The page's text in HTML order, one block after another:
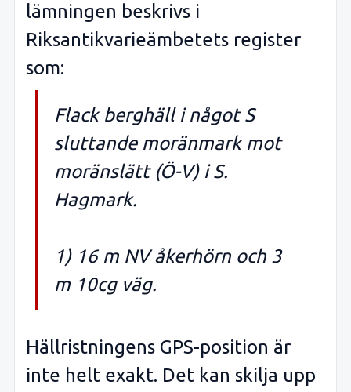
lämningen beskrivs i
Riksantikvarieämbetets register
som:
Flack berghäll i något S
sluttande moränmark mot
moränslätt (Ö-V) i S.
Hagmark.
1) 16 m NV åkerhörn och 3
m 10cg väg.
Hällristningens GPS-position är
inte helt exakt. Det kan skilja upp